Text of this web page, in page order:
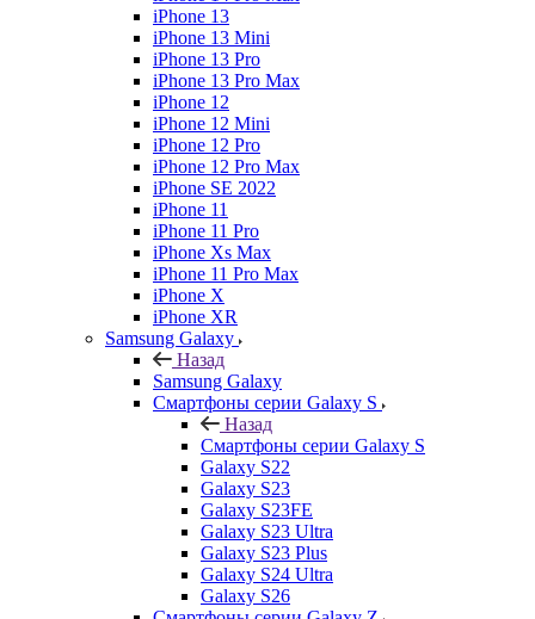
iPhone 13
iPhone 13 Mini
iPhone 13 Pro
iPhone 13 Pro Max
iPhone 12
iPhone 12 Mini
iPhone 12 Pro
iPhone 12 Pro Max
iPhone SE 2022
iPhone 11
iPhone 11 Pro
iPhone Xs Max
iPhone 11 Pro Max
iPhone X
iPhone XR
Samsung Galaxy
Назад
Samsung Galaxy
Смартфоны серии Galaxy S
Назад
Смартфоны серии Galaxy S
Galaxy S22
Galaxy S23
Galaxy S23FE
Galaxy S23 Ultra
Galaxy S23 Plus
Galaxy S24 Ultra
Galaxy S26